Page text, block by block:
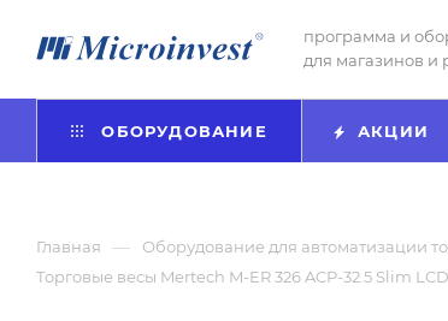
программа и
для магазинов и
ОБОРУДОВАНИЕ АКЦИИ
Главная — Оборудование для автоматизации
Торговые весы Mertech M-ER 326 ACP-32.5 Slim